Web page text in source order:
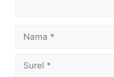
Nama
Surel